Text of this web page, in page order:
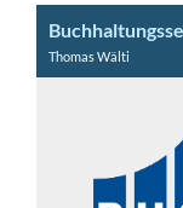
Thomas Wälti